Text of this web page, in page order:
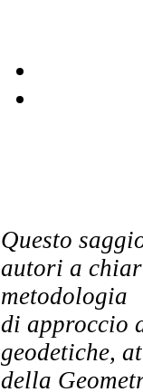
in
Questo
autori a
metodologia
di approccio
geodetiche,
della